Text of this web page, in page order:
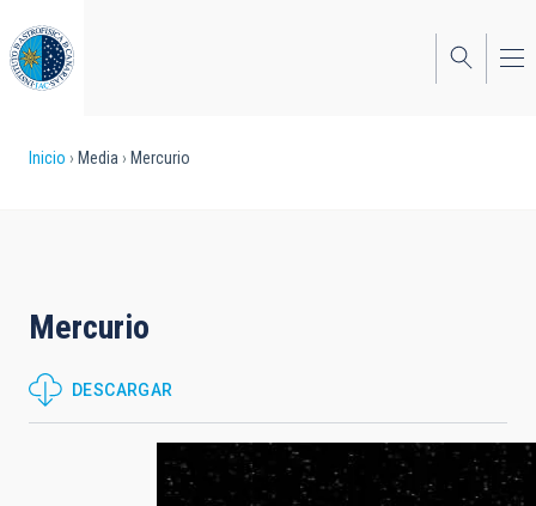
al
contenido
principal
Sobrescribir
a
la
navegación
Inicio Media Mercurio
Mercurio
DESCARGAR